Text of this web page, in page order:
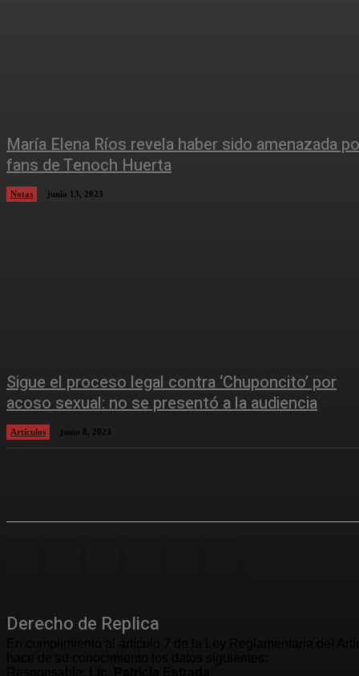
María Elena Ríos revela haber sido amenazada
fans de Tenoch Huerta
Notas junio 13, 2023
Sigue el proceso legal contra ‘Chuponcito’ por
acoso sexual: no se presentó a la audiencia
Artículos junio 8, 2023
Derecho de Replica